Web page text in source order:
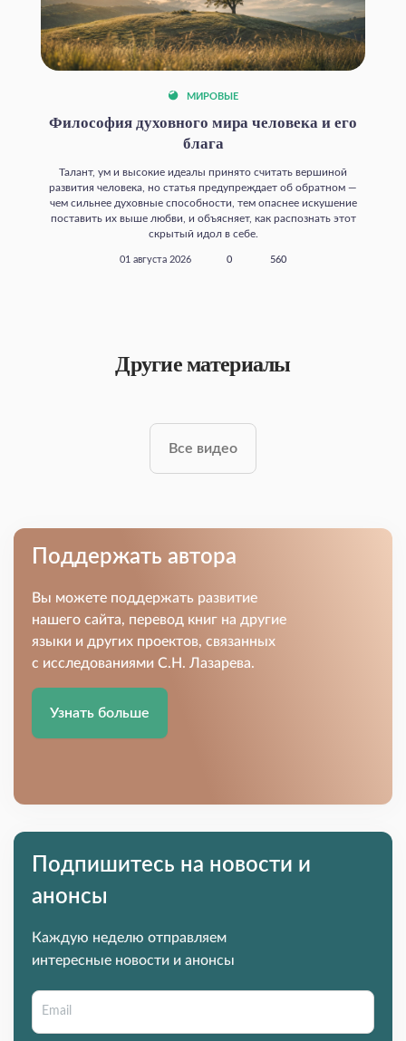
МИРОВЫЕ
Философия духовного мира человека и его
блага
Талант, ум и высокие идеалы принято считать вершиной
развития человека, но статья предупреждает об обратном —
чем сильнее духовные способности, тем опаснее искушение
поставить их выше любви, и объясняет, как распознать этот
скрытый идол в себе.
01 августа 2026 0 560
Другие материалы
Все видео
Поддержать автора
Вы можете поддержать развитие
нашего сайта, перевод книг на другие
языки и других проектов, связанных
с исследованиями С.Н. Лазарева.
Узнать больше
Подпишитесь на новости и
анонсы
Каждую неделю отправляем
интересные новости и анонсы